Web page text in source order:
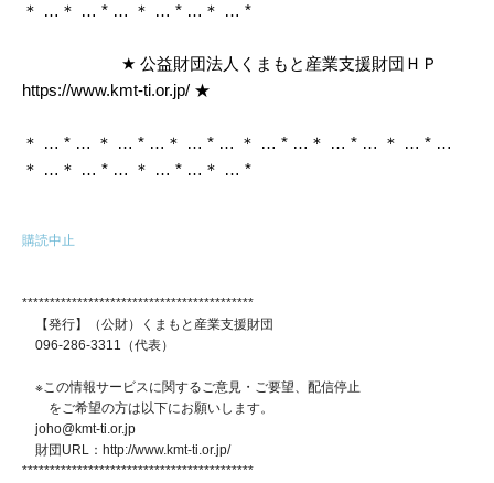
＊ …＊ … * … ＊ … * …＊ … *
★ 公益財団法人くまもと産業支援財団ＨＰ
https://www.kmt-ti.or.jp/ ★
＊ … * … ＊ … * …＊ … * … ＊ … * …＊ … * … ＊ … * …
＊ …＊ … * … ＊ … * …＊ … *
購読中止
******************************************
【発行】（公財）くまもと産業支援財団
096-286-3311（代表）
※この情報サービスに関するご意見・ご要望、配信停止
をご希望の方は以下にお願いします。
joho@kmt-ti.or.jp
財団URL：http://www.kmt-ti.or.jp/
******************************************